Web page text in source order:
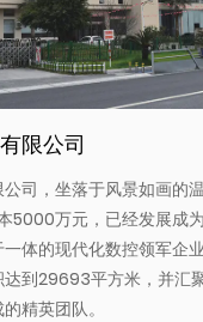
限公司
司，坐落于风景如画的
5000万元，已经发展成
体的现代化数控领军企
到29693平方米，并汇
精英团队。